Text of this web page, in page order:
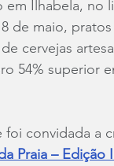
Ilhabela, no
de maio,
cervejas
54% superior
convidada a
Praia – Edição